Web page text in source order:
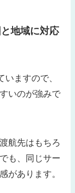
地域に対応
ますので、
いのが強みで
航先はもちろ
も、同じサー
があります。